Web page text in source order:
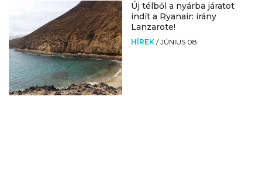
Új télből a nyárba járatot
indít a Ryanair: irány
Lanzarote!
HÍREK /JÚNIUS 08.